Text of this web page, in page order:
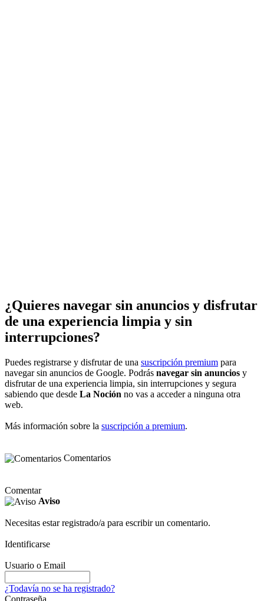
¿Quieres navegar sin anuncios y disfrutar
de una experiencia limpia y sin
interrupciones?
Puedes registrarse y disfrutar de una suscripción premium para
navegar sin anuncios de Google. Podrás navegar sin anuncios y
disfrutar de una experiencia limpia, sin interrupciones y segura
sabiendo que desde La Noción no vas a acceder a ninguna otra
web.
Más información sobre la suscripción a premium.
Comentarios
Comentar
Aviso
Necesitas estar registrado/a para escribir un comentario.
Identificarse
Usuario o Email
¿Todavía no se ha registrado?